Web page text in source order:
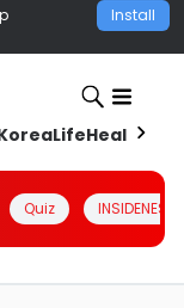
Install
LifeHealth
Quiz INSIDENESIA